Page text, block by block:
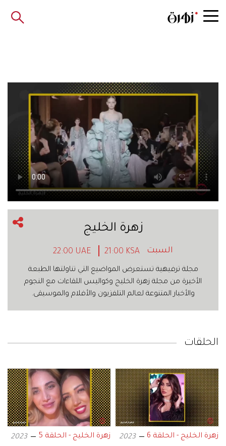
زهرة الخليج
السبت 21:00 KSA
22:00 UAE
مجلة ترفيهية تستعرض المواضيع التي تناولتها الطبعة
الأخيرة من مجلة زهرة الخليج وكواليس اللقاءات مع النجوم
والأخبار المتنوعة لعالم التلفزيون والأفلام والموسيقى.
الحلقات
زهرة الخليج - الحلقة 6 2023 زهرة الخليج - الحلقة 5 2023